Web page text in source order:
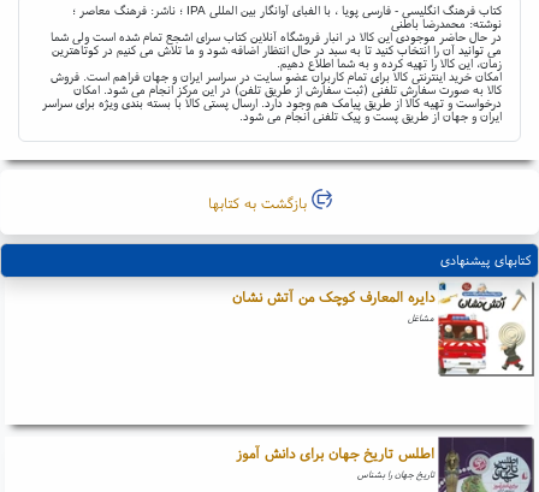
کتاب فرهنگ انگلیسی - فارسی پویا ، با الفبای آوانگار بین المللی IPA ؛ ناشر: فرهنگ معاصر ؛
نوشته: محمدرضا باطنی
در حال حاضر موجودی این کالا در انبار فروشگاه آنلاین کتاب سرای اشجع تمام شده است ولی شما
می توانید آن را انتخاب کنید تا به سبد در حال انتظار اضافه شود و ما تلاش می کنیم در کوتاهترین
زمان، این کالا را تهیه کرده و به شما اطلاع دهیم.
امکان خرید اینترنتی کالا برای تمام کاربران عضو سایت در سراسر ایران و جهان فراهم است. فروش
کالا به صورت سفارش تلفنی (ثبت سفارش از طریق تلفن) در این مرکز انجام می شود. امکان
درخواست و تهیه کالا از طریق پیامک هم وجود دارد. ارسال پستی کالا با بسته بندی ویژه برای سراسر
ایران و جهان از طریق پست و پیک تلفنی انجام می شود.
بازگشت به کتابها
کتابهای پیشنهادی
دایره المعارف کوچک من آتش نشان
مشاغل
اطلس تاریخ جهان برای دانش آموز
تاریخ جهان را بشناس